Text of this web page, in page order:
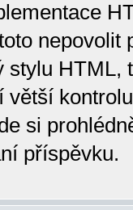
stylu HTML,
větší
si
příspěvku.